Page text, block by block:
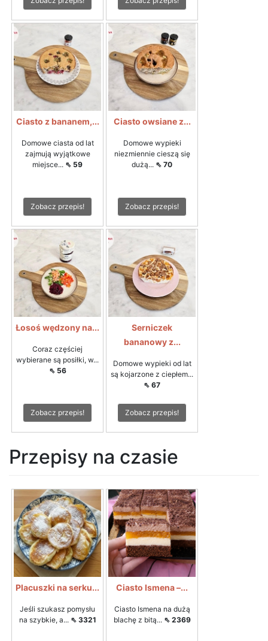
Ciasto z bananem,...
Domowe ciasta od lat
zajmują wyjątkowe
miejsce... ⇖ 59
Zobacz przepis!
Ciasto owsiane z...
Domowe wypieki
niezmiennie cieszą się
dużą... ⇖ 70
Zobacz przepis!
Łosoś wędzony na...
Coraz częściej
wybierane są posiłki, w...
⇖ 56
Zobacz przepis!
Serniczek
bananowy z...
Domowe wypieki od lat
są kojarzone z ciepłem...
⇖ 67
Zobacz przepis!
Przepisy na czasie
Placuszki na serku...
Jeśli szukasz pomysłu
na szybkie, a... ⇖ 3321
Ciasto Ismena –...
Ciasto Ismena na dużą
blachę z bitą... ⇖ 2369